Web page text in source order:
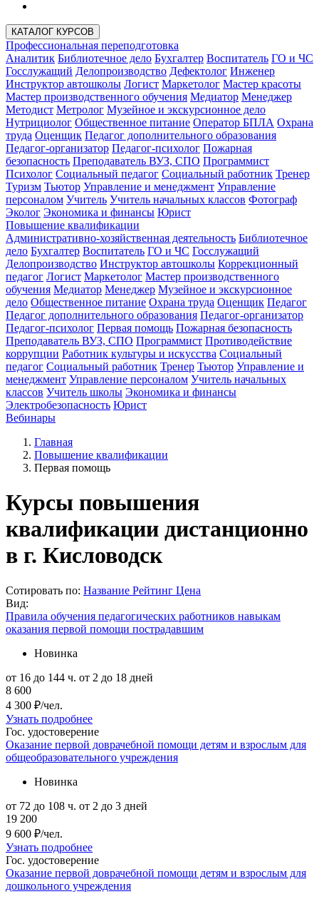
КАТАЛОГ КУРСОВ
Профессиональная переподготовка
Аналитик Библиотечное дело Бухгалтер Воспитатель ГО и ЧС
Госслужащий Делопроизводство Дефектолог Инженер
Инструктор автошколы Логист Маркетолог Мастер красоты
Мастер производственного обучения Медиатор Менеджер
Методист Метролог Музейное и экскурсионное дело
Нутрициолог Общественное питание Оператор БПЛА Охрана
труда Оценщик Педагог дополнительного образования
Педагог-организатор Педагог-психолог Пожарная
безопасность Преподаватель ВУЗ, СПО Программист
Психолог Социальный педагог Социальный работник Тренер
Туризм Тьютор Управление и менеджмент Управление
персоналом Учитель Учитель начальных классов Фотограф
Эколог Экономика и финансы Юрист
Повышение квалификации
Административно-хозяйственная деятельность Библиотечное
дело Бухгалтер Воспитатель ГО и ЧС Госслужащий
Делопроизводство Инструктор автошколы Коррекционный
педагог Логист Маркетолог Мастер производственного
обучения Медиатор Менеджер Музейное и экскурсионное
дело Общественное питание Охрана труда Оценщик Педагог
Педагог дополнительного образования Педагог-организатор
Педагог-психолог Первая помощь Пожарная безопасность
Преподаватель ВУЗ, СПО Программист Противодействие
коррупции Работник культуры и искусства Социальный
педагог Социальный работник Тренер Тьютор Управление и
менеджмент Управление персоналом Учитель начальных
классов Учитель школы Экономика и финансы
Электробезопасность Юрист
Вебинары
Главная
Повышение квалификации
Первая помощь
Курсы повышения
квалификации дистанционно
в г. Кисловодск
Сотировать по: Название Рейтинг Цена
Вид:
Правила обучения педагогических работников навыкам
оказания первой помощи пострадавшим
Новинка
от 16 до 144 ч. от 2 до 18 дней
8 600
4 300 ₽/чел.
Узнать подробнее
Гос. удостоверение
Оказание первой доврачебной помощи детям и взрослым для
общеобразовательного учреждения
Новинка
от 72 до 108 ч. от 2 до 3 дней
19 200
9 600 ₽/чел.
Узнать подробнее
Гос. удостоверение
Оказание первой доврачебной помощи детям и взрослым для
дошкольного учреждения